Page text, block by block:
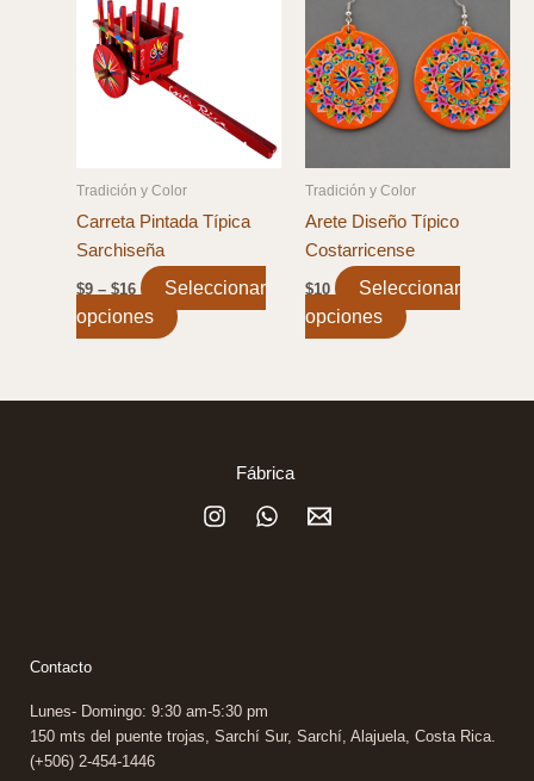
variants.
The
options
may
on
the
variants.
The
options
may
on
the
product
Tradición y Color
Carreta Pintada Típica
Sarchiseña
$9 – $16Rango
precios:
$9
Seleccionar
opciones
This
multiple
may
Tradición y Color
Arete Diseño Típico
Costarricense
$10
Seleccionar
opciones
This
multiple
Fábrica
Contacto
Lunes- Domingo: 9:30 am-5:30 pm
150 mts del puente trojas, Sarchí Sur, Sarchí, Alajuela, Costa Rica.
(+506) 2-454-1446